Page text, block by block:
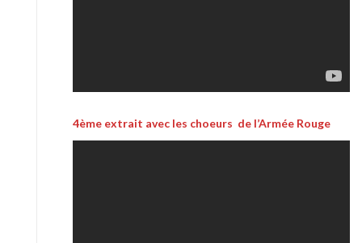
4ème extrait avec les choeurs de l’Armée Rouge